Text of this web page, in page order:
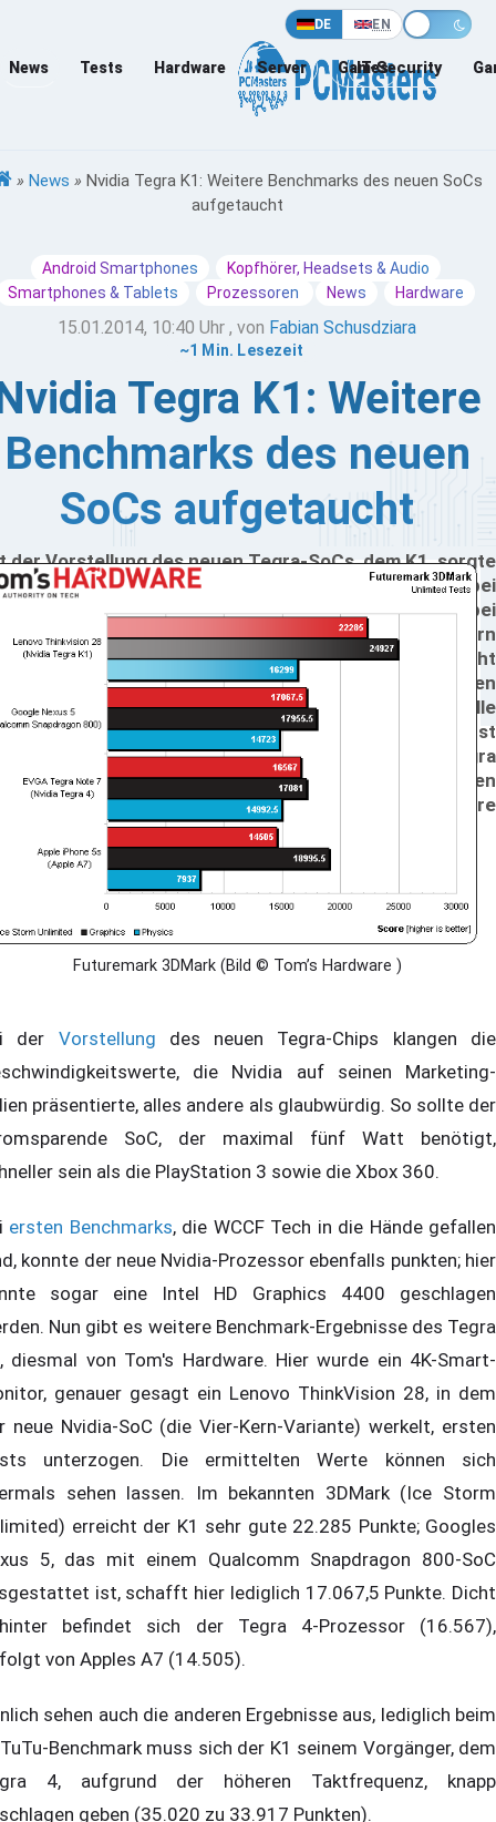
DE EN
News Tests Hardware Server Games
IT-Security
» News » Nvidia Tegra K1: Weitere Benchmarks des neuen SoCs
aufgetaucht
Android Smartphones
Kopfhörer, Headsets & Audio
Smartphones & Tablets
Prozessoren News Hardware
15.01.2014, 10:40 Uhr , von Fabian Schusdziara
~1 Min. Lesezeit
Tegra K1: Weitere
Benchmarks des neuen
SoCs aufgetaucht
der Vorstellung des neuen Tegra-SoCs, dem K1, sorgte
für Aufsehen. Nicht nur, weil der sparsame Chip bei
GPU auf die "Kepler"-Architektur setzt, die auch bei
Grafikkarten zum Einsatz kommt, sondern
der mobile Prozessor dadurch eine bisher noch nicht
Geschwindigkeit erreichen soll. In ersten
konnte der Nvidia-SoC die aktuelle
Konkurrenz in die Schranken weisen; selbst
Intel HD Graphics-Lösungen sahen gegen den Tegra
alt aus. Nun gibt es erste Benchmarks eines fertigen
Gerätes, das die Kollegen von Tom’s Hardware
die Lupe genommen haben.
Futuremark 3DMark (Bild © Tom’s Hardware )
der Vorstellung des neuen Tegra-Chips klangen die
die Nvidia auf seinen Marketing-
präsentierte, alles andere als glaubwürdig. So sollte der
SoC, der maximal fünf Watt benötigt,
sein als die PlayStation 3 sowie die Xbox 360.
ersten Benchmarks, die WCCF Tech in die Hände gefallen
konnte der neue Nvidia-Prozessor ebenfalls punkten; hier
sogar eine Intel HD Graphics 4400 geschlagen
Nun gibt es weitere Benchmark-Ergebnisse des Tegra
diesmal von Tom's Hardware. Hier wurde ein 4K-Smart-
genauer gesagt ein Lenovo ThinkVision 28, in dem
neue Nvidia-SoC (die Vier-Kern-Variante) werkelt, ersten
unterzogen. Die ermittelten Werte können sich
sehen lassen. Im bekannten 3DMark (Ice Storm
erreicht der K1 sehr gute 22.285 Punkte; Googles
5, das mit einem Qualcomm Snapdragon 800-SoC
ist, schafft hier lediglich 17.067,5 Punkte. Dicht
befindet sich der Tegra 4-Prozessor (16.567),
von Apples A7 (14.505).
sehen auch die anderen Ergebnisse aus, lediglich beim
Benchmark muss sich der K1 seinem Vorgänger, dem
4, aufgrund der höheren Taktfrequenz, knapp
geben (35.020 zu 33.917 Punkten).